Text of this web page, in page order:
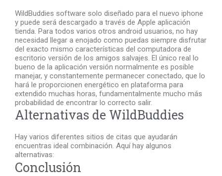
WildBuddies software solo diseñado para el nuevo iphone
y puede será descargado a través de Apple aplicación
tienda. Para todos varios otros android usuarios, no hay
necesidad llegar a enojado como puedas siempre disfrutar
del exacto mismo características del computadora de
escritorio versión de los amigos salvajes. El único real lo
bueno de la aplicación versión normalmente es posible
manejar, y constantemente permanecer conectado, que lo
hará le proporcionen energético en plataforma para
extendido muchas horas, fundamentalmente mucho más
probabilidad de encontrar lo correcto salir.
Alternativas de WildBuddies
Hay varios diferentes sitios de citas que ayudarán
encuentras ideal combinación. Aquí hay algunos
alternativas:
Conclusión